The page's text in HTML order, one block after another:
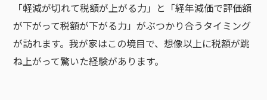
「軽減が切れて税額が上がる力」と「経年減価で評価額
が下がって税額が下がる力」がぶつかり合うタイミング
が訪れます。我が家はこの境目で、想像以上に税額が跳
ね上がって驚いた経験があります。